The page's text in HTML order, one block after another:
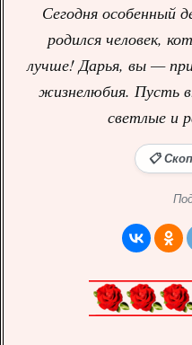
Сегодня особенный
родился человек,
лучше! Дарья, вы —
жизнелюбия. Пусть
светлые и
📋